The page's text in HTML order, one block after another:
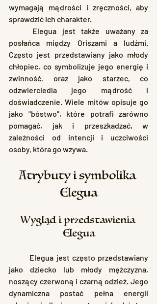
wymagają mądrości i zręczności, aby
sprawdzić ich charakter.
posłańca między Oriszami a ludźmi.
Często jest przedstawiany jako młody
chłopiec, co symbolizuje jego energię i
zwinność, oraz jako starzec, co
odzwierciedla jego mądrość i
doświadczenie. Wiele mitów opisuje go
jako "bóstwo", które potrafi zarówno
pomagać, jak i przeszkadzać, w
zależności od intencji i uczciwości
osoby, która go wzywa.
Atrybuty i symbolika
Elegua
Wygląd i przedstawienia
Elegua
jako dziecko lub młody mężczyzna,
noszący czerwoną i czarną odzież. Jego
dynamiczna postać pełna energii